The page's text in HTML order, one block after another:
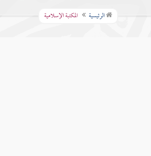
الرئيسية المكتبة الإسلامية